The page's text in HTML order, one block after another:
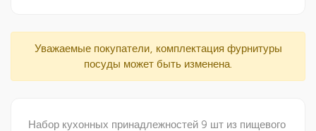
Уважаемые покупатели, комплектация фурнитуры
посуды может быть изменена.
Набор кухонных принадлежностей 9 шт из пищевого